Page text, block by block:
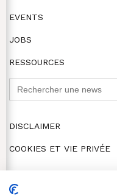
EVENTS
JOBS
RESSOURCES
DISCLAIMER
COOKIES ET VIE PRIVÉE